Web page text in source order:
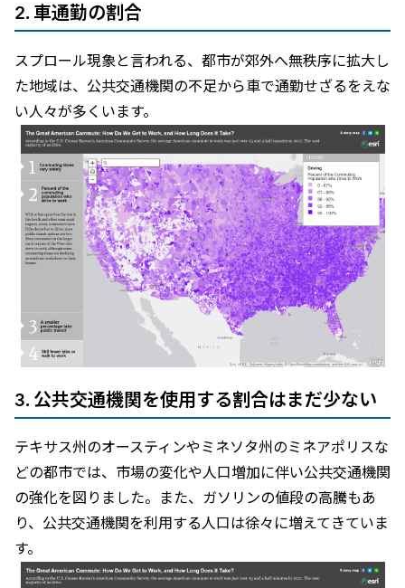
2. 車通勤の割合
スプロール現象と言われる、都市が郊外へ無秩序に拡大し
た地域は、公共交通機関の不足から車で通勤せざるをえな
い人々が多くいます。
3. 公共交通機関を使用する割合はまだ少ない
テキサス州のオースティンやミネソタ州のミネアポリスな
どの都市では、市場の変化や人口増加に伴い公共交通機関
の強化を図りました。また、ガソリンの値段の高騰もあ
り、公共交通機関を利用する人口は徐々に増えてきていま
す。